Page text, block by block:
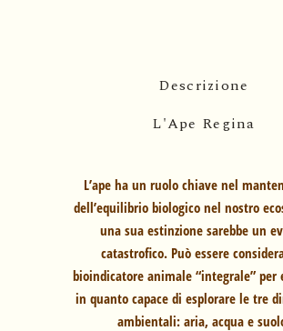
Descrizione
L'Ape Regina
L’ape ha un ruolo chiave nel
dell’equilibrio biologico nel nostro
una sua estinzione sarebbe un
catastrofico. Può essere
bioindicatore animale “integrale” per
in quanto capace di esplorare le tre
ambientali: aria, acqua e